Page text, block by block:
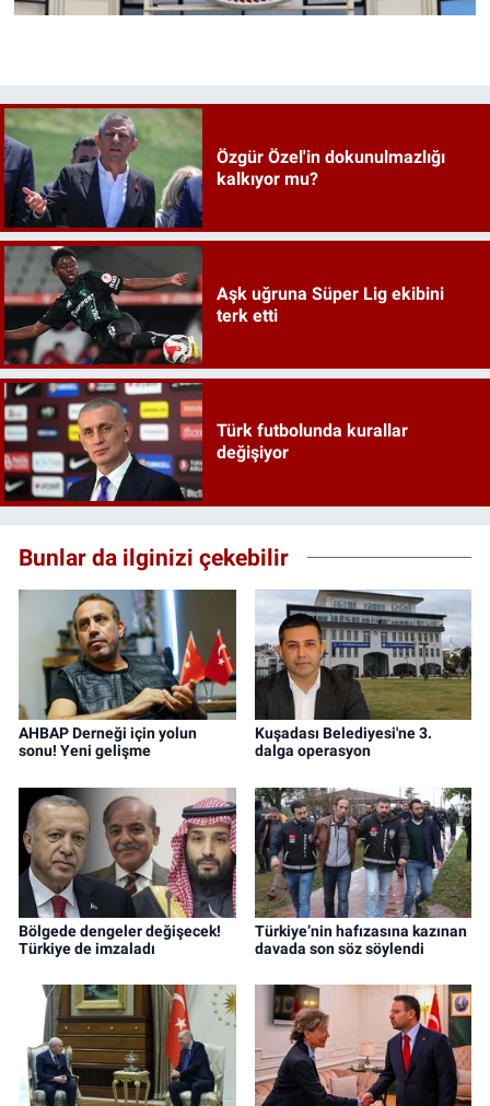
Özgür Özel'in dokunulmazlığı
kalkıyor mu?
Aşk uğruna Süper Lig ekibini
terk etti
Türk futbolunda kurallar
değişiyor
Bunlar da ilginizi çekebilir
AHBAP Derneği için yolun
sonu! Yeni gelişme
Kuşadası Belediyesi'ne 3.
dalga operasyon
Bölgede dengeler değişecek!
Türkiye de imzaladı
Türkiye’nin hafızasına kazınan
davada son söz söylendi